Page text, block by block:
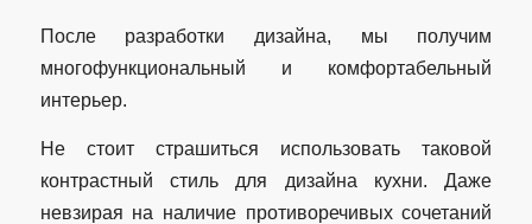
После разработки дизайна, мы получим
многофункциональный и комфортабельный
интерьер.
Не стоит страшиться использовать таковой
контрастный стиль для дизайна кухни. Даже
невзирая на наличие противоречивых сочетаний